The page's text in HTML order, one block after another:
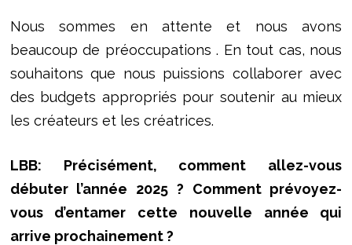
Nous sommes en attente et nous avons
beaucoup de préoccupations . En tout cas, nous
souhaitons que nous puissions collaborer avec
des budgets appropriés pour soutenir au mieux
les créateurs et les créatrices.
LBB: Précisément, comment allez-vous
débuter l’année 2025 ? Comment prévoyez-
vous d’entamer cette nouvelle année qui
arrive prochainement ?